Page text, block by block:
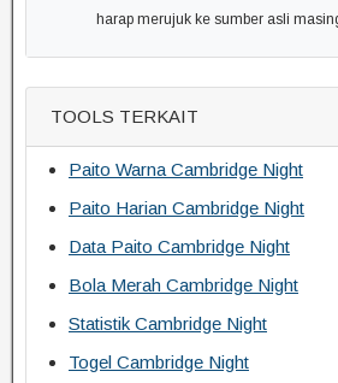
harap merujuk ke sumber asli
TOOLS TERKAIT
Paito Warna Cambridge Night
Paito Harian Cambridge Night
Data Paito Cambridge Night
Bola Merah Cambridge Night
Statistik Cambridge Night
Togel Cambridge Night